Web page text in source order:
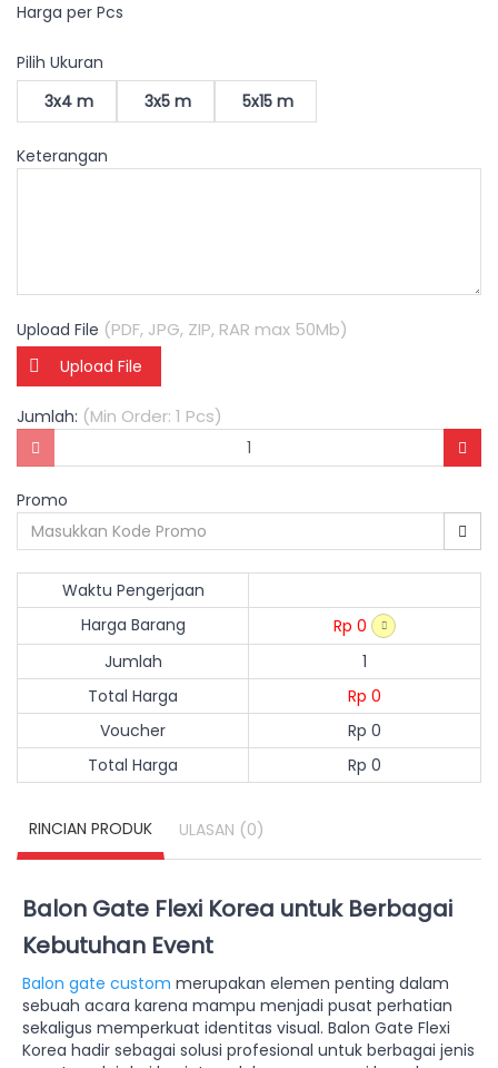
Harga per Pcs
Pilih Ukuran
3x4 m
3x5 m 5x15 m
Keterangan
Upload File (PDF, JPG, ZIP, RAR max 50Mb)
Upload File
Jumlah: (Min Order: 1 Pcs)
Promo
Waktu Pengerjaan
Harga Barang
Rp 0
Jumlah
1
Total Harga
Rp 0
Voucher
Rp 0
Total Harga
Rp 0
RINCIAN PRODUK ULASAN (0)
Balon Gate Flexi Korea untuk Berbagai
Kebutuhan Event
Balon gate custom merupakan elemen penting dalam
sebuah acara karena mampu menjadi pusat perhatian
sekaligus memperkuat identitas visual. Balon Gate Flexi
Korea hadir sebagai solusi profesional untuk berbagai jenis